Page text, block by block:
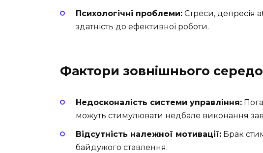
Психологічні проблеми: Стреси, депресія
здатність до ефективної роботи.
Фактори зовнішнього
Недосконалість системи управління:
можуть стимулювати недбале виконання
Відсутність належної мотивації: Брак
байдужого ставлення.